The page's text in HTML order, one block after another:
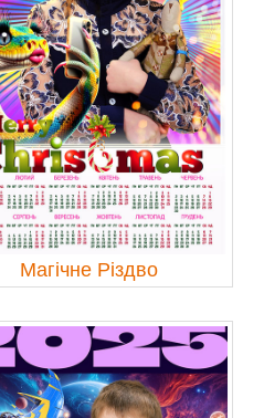
Магічне Різдво